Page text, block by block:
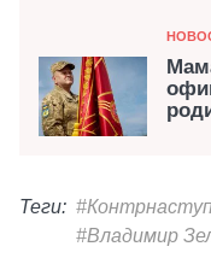
Теги:
#Владимир